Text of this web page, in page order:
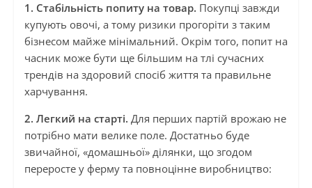
1. Стабільність попиту на товар. Покупці завжди
купують овочі, а тому ризики прогоріти з таким
бізнесом майже мінімальний. Окрім того, попит на
часник може бути ще більшим на тлі сучасних
трендів на здоровий спосіб життя та правильне
харчування.
2. Легкий на старті. Для перших партій врожаю не
потрібно мати велике поле. Достатньо буде
звичайної, «домашньої» ділянки, що згодом
переросте у ферму та повноцінне виробництво: